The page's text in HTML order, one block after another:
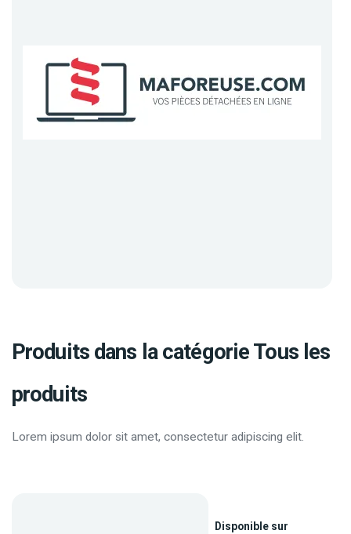
Produits dans la catégorie Tous les
produits
Lorem ipsum dolor sit amet, consectetur adipiscing elit.
Disponible sur